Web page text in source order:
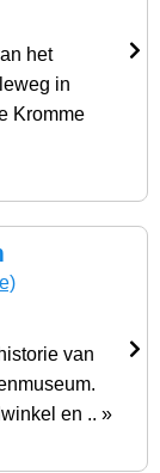
het
in
Kromme
van
en .. »